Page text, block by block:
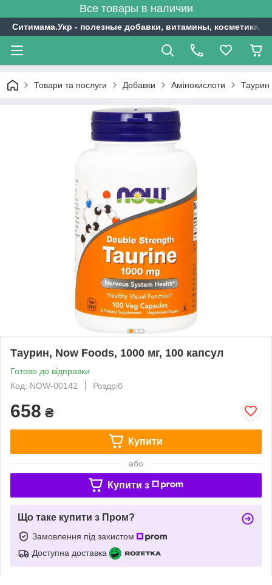
Все товары в наличии
Ситимама.Укр - полезные добавки, витамины, косметика,
Товари та послуги Добавки Амінокислоти Таурин
Таурин, Now Foods, 1000 мг, 100 капсул
Готово до відправки
Код: NOW-00142
Роздріб
658 ₴
Купити
або
Купити з
Що таке купити з Пром?
Замовлення під захистом
Доступна доставка